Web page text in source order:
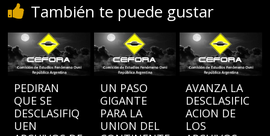
También te puede gustar
PEDIRAN
QUE SE
DESCLASIFIQ
UEN
UN PASO
GIGANTE
PARA LA
UNION DEL
AVANZA LA
DESCLASIFIC
ACION DE
LOS